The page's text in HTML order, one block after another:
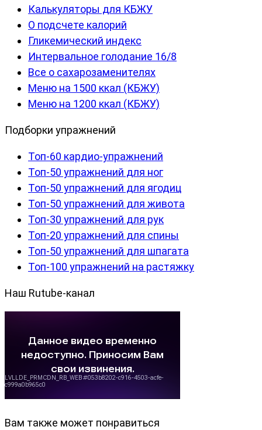
Калькуляторы для КБЖУ
О подсчете калорий
Гликемический индекс
Интервальное голодание 16/8
Все о сахарозаменителях
Меню на 1500 ккал (КБЖУ)
Меню на 1200 ккал (КБЖУ)
Подборки упражнений
Топ-60 кардио-упражнений
Топ-50 упражнений для ног
Топ-50 упражнений для ягодиц
Топ-50 упражнений для живота
Топ-30 упражнений для рук
Топ-20 упражнений для спины
Топ-50 упражнений для шпагата
Топ-100 упражнений на растяжку
Наш Rutube-канал
Вам также может понравиться